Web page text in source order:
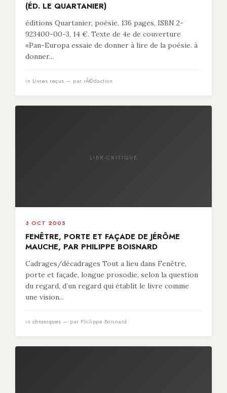
(ÉD. LE QUARTANIER)
éditions Quartanier, poésie, 136 pages, ISBN 2-
923400-00-3, 14 €. Texte de 4e de couverture
«Pan-Europa essaie de donner à lire de la poésie. à
donner...
in Livres reçus — par rÃ©daction
LIBR-CRITIQUE
3 OCT 2005
FENÊTRE, PORTE ET FAÇADE DE JÉRÔME
MAUCHE, PAR PHILIPPE BOISNARD
Cadrages/décadrages Tout a lieu dans Fenêtre,
porte et façade, longue prosodie, selon la question
du regard, d’un regard qui établit le livre comme
une vision...
in chroniques — par Philippe Boisnard